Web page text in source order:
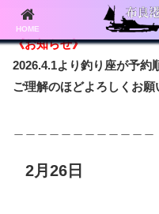
《お知らせ》
2026.4.1より釣り座が予約
ご理解のほどよろしくお願
2月26日
HOME